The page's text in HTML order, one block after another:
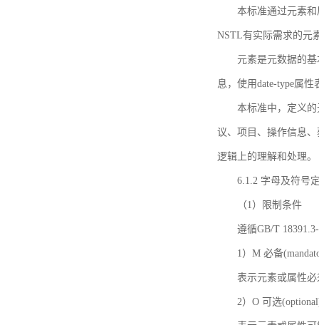
本标准通过元素
NSTL有实际需求的元
元素是元数据的
息，使用date-type属
本标准中，定义
议、项目、操作信息
逻辑上的理解和处理。
6.1.2 字母及符号
（1）限制条件
遵循GB/T
1）M 必备
表示元素或属性
2）O 可选